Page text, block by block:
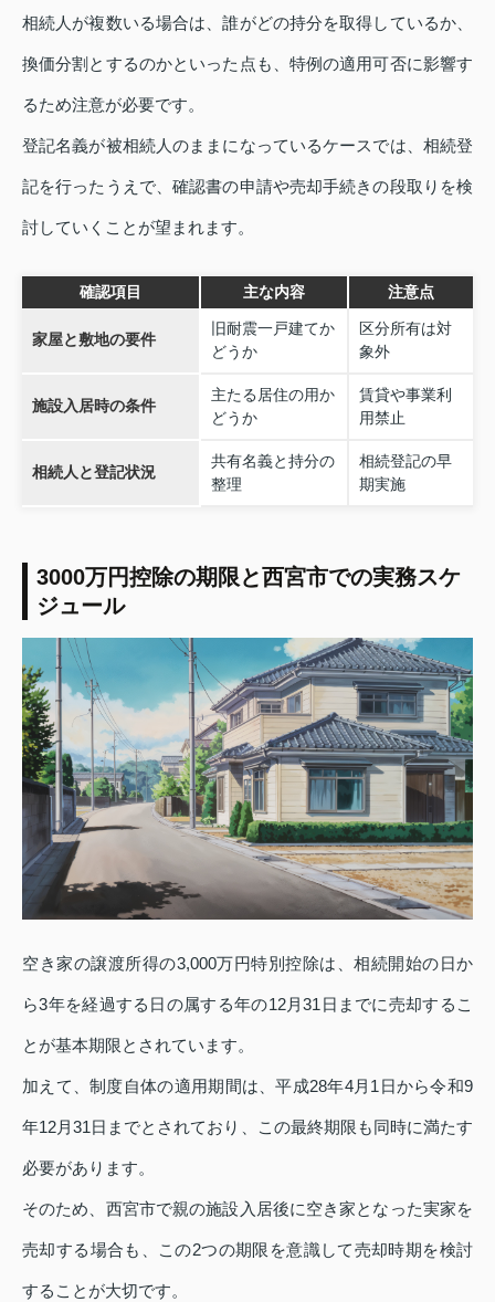
相続人が複数いる場合は、誰がどの持分を取得しているか、
換価分割とするのかといった点も、特例の適用可否に影響す
るため注意が必要です。
登記名義が被相続人のままになっているケースでは、相続登
記を行ったうえで、確認書の申請や売却手続きの段取りを検
討していくことが望まれます。
確認項目 主な内容 注意点
家屋と敷地の要件
旧耐震一戸建てか
どうか
区分所有は対
象外
施設入居時の条件
主たる居住の用か
どうか
賃貸や事業利
用禁止
相続人と登記状況
共有名義と持分の
整理
相続登記の早
期実施
3000万円控除の期限と西宮市での実務スケ
ジュール
空き家の譲渡所得の3,000万円特別控除は、相続開始の日か
ら3年を経過する日の属する年の12月31日までに売却するこ
とが基本期限とされています。
加えて、制度自体の適用期間は、平成28年4月1日から令和9
年12月31日までとされており、この最終期限も同時に満たす
必要があります。
そのため、西宮市で親の施設入居後に空き家となった実家を
売却する場合も、この2つの期限を意識して売却時期を検討
することが大切です。